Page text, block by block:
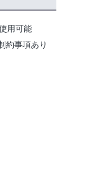
用可能
約事項あり